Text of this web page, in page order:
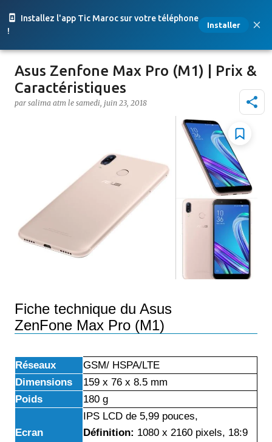
Installez l'app Tic Maroc sur votre téléphone
!
Installer
Accéder au contenu principal
Asus Zenfone Max Pro (M1) | Prix &
Caractéristiques
par salima atm le samedi, juin 23, 2018
Fiche technique du Asus
ZenFone Max Pro (M1)
Réseaux
GSM/ HSPA/LTE
Dimensions
159 x 76 x 8.5 mm
Poids
180 g
Ecran
IPS LCD de 5,99 pouces,
Définition: 1080 x 2160 pixels, 18:9